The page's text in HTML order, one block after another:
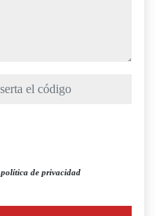
política de privacidad